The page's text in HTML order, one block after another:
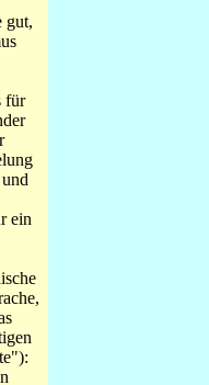
gut,
für
ein